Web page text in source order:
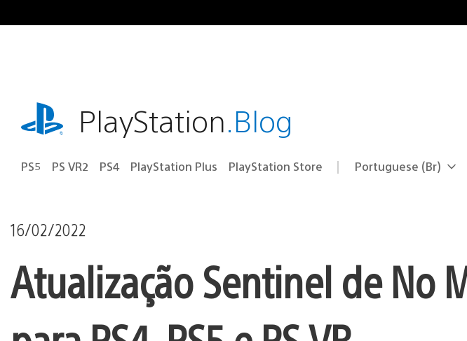
para
playstation.comPlayStation.Blog
PS5 PS VR2 PS4 PlayStation Plus PlayStation Store Selecione
Região
Portuguese (Br)
16/02/2022
Atualização Sentinel de No